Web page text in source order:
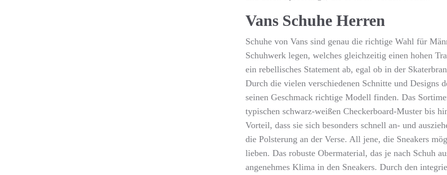
Vans Schuhe Herren
Schuhe von Vans sind genau die richtige Wahl für
Schuhwerk legen, welches gleichzeitig einen hohen
ein rebellisches Statement ab, egal ob in der
Durch die vielen verschiedenen Schnitte und Designs
seinen Geschmack richtige Modell finden. Das
typischen schwarz-weißen Checkerboard-Muster bis
Vorteil, dass sie sich besonders schnell an- und
die Polsterung an der Verse. All jene, die Sneakers
lieben. Das robuste Obermaterial, das je nach Schuh
angenehmes Klima in den Sneakers. Durch den